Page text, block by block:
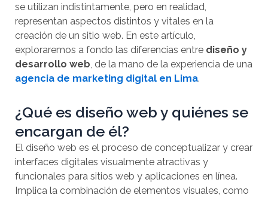
se utilizan indistintamente, pero en realidad,
representan aspectos distintos y vitales en la
creación de un sitio web. En este artículo,
exploraremos a fondo las diferencias entre diseño y
desarrollo web, de la mano de la experiencia de una
agencia de marketing digital en Lima.
¿Qué es diseño web y quiénes se
encargan de él?
El diseño web es el proceso de conceptualizar y crear
interfaces digitales visualmente atractivas y
funcionales para sitios web y aplicaciones en línea.
Implica la combinación de elementos visuales, como